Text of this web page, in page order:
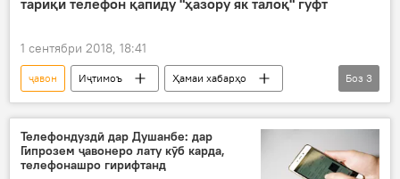
тариқи телефон қапиду "ҳазору як талоқ" гуфт
1 сентябри 2018, 18:41
ҷавон Иҷтимоъ
Ҳамаи хабарҳо
фатво
талоқ Дар Тоҷикистон
Боз 3
Телефондуздӣ дар Душанбе: дар
Гипрозем ҷавонеро лату кӯб карда,
телефонашро гирифтанд